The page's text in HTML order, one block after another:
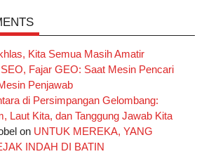
n
t
e
e
s
k
e
I
n
t
t
r
T
u
e
Kita Semua Masih Amatir
Fajar GEO: Saat Mesin Pencari
Penjawab
di Persimpangan Gelombang:
Laut Kita, dan Tanggung Jawab Kita
on UNTUK MEREKA, YANG
INDAH DI BATIN